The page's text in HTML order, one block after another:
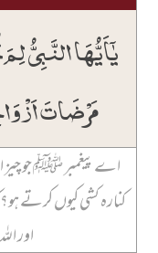
یٰۤاَیُّہَا النَّبِیُّ
مَرۡضَاتَ
اے پیغمبر ﷺ جو چیز
کنارہ کشی کیوں کرتے
اور